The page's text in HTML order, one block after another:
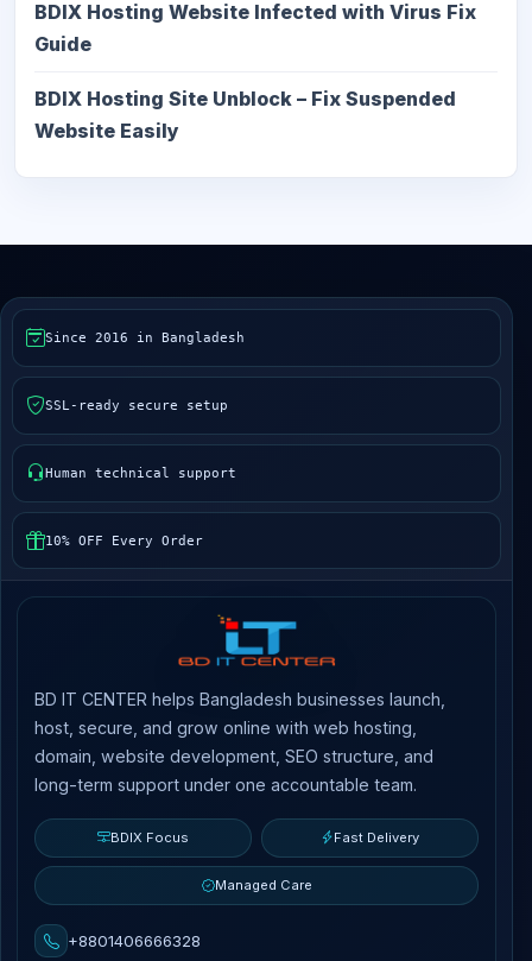
BDIX Hosting Website Infected with Virus Fix
Guide
BDIX Hosting Site Unblock – Fix Suspended
Website Easily
Since 2016 in Bangladesh
SSL-ready secure setup
Human technical support
10% OFF Every Order
BD IT CENTER helps Bangladesh businesses launch,
host, secure, and grow online with web hosting,
domain, website development, SEO structure, and
long-term support under one accountable team.
BDIX Focus Fast Delivery
Managed Care
+8801406666328